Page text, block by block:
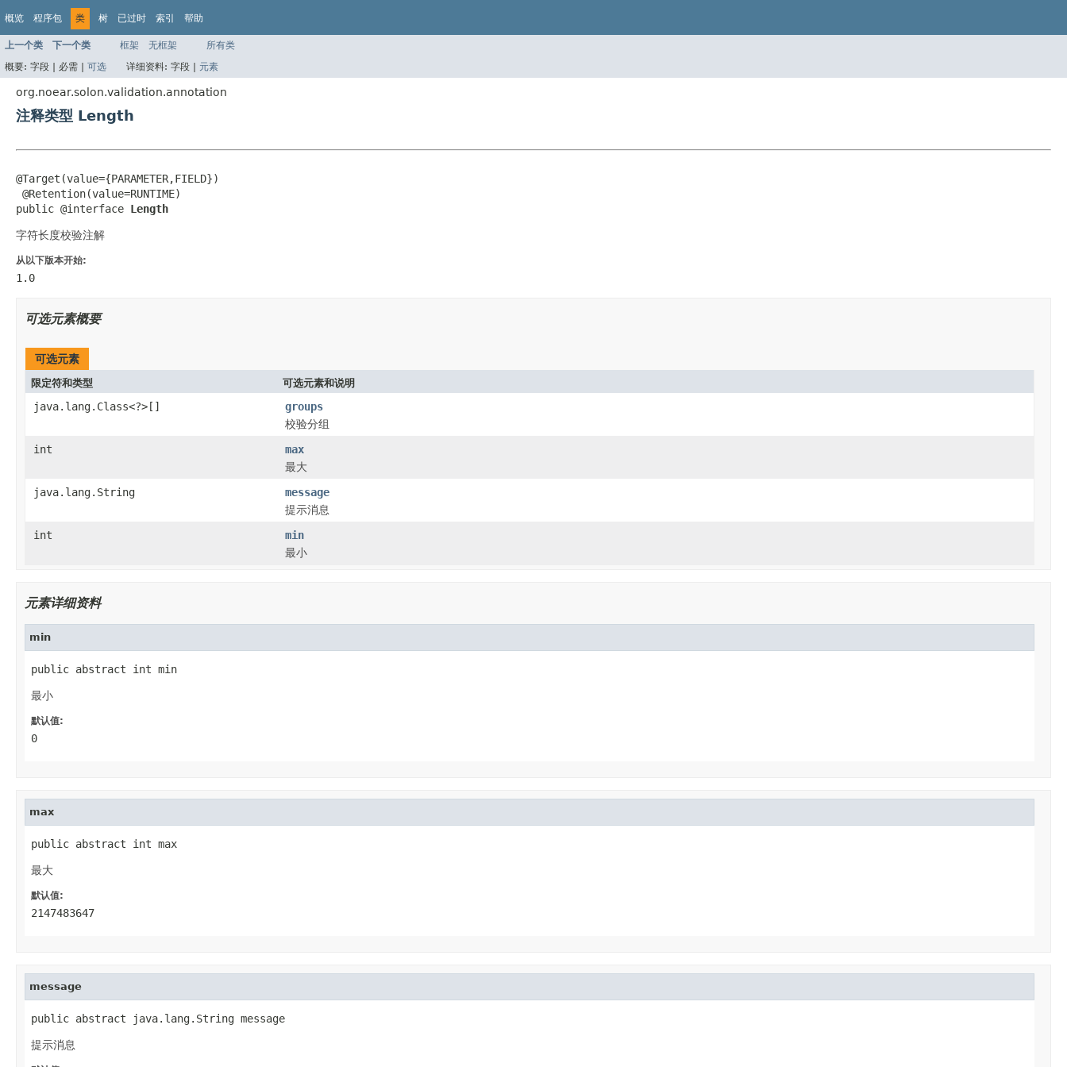
概览 程序包 类 树 已过时 索引 帮助
上一个类 下一个类 框架 无框架
所有类
概要: 字段 | 必需 | 可选 详细资料: 字段 | 元素
org.noear.solon.validation.annotation
注释类型 Length
@Target(value={PARAMETER,FIELD})
@Retention(value=RUNTIME)
public @interface Length
字符长度校验注解
从以下版本开始:
1.0
可选元素概要
可选元素
限定符和类型 可选元素和说明
java.lang.Class<?>[]
groups
校验分组
int
max
最大
java.lang.String
message
提示消息
int
min
最小
元素详细资料
min
public abstract int min
最小
默认值:
0
max
public abstract int max
最大
默认值:
2147483647
message
public abstract java.lang.String message
提示消息